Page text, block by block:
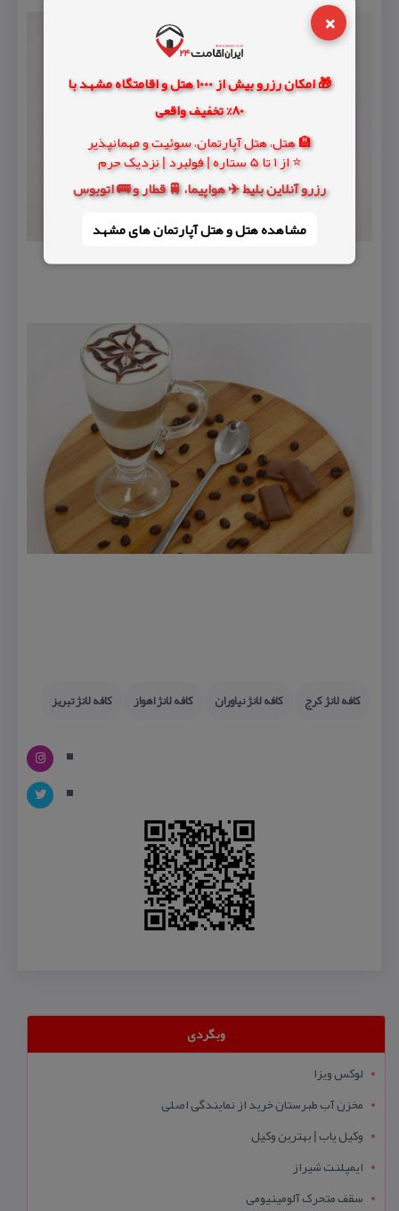
×
🎁 امکان رزرو بیش از 1000 هتل و اقامتگاه مشهد با
80% تخفیف واقعی
🏨 هتل، هتل آپارتمان، سوئیت و مهمانپذیر
⭐ از 1 تا 5 ستاره | فولبرد | نزدیک حرم
رزرو آنلاین بلیط ✈️ هواپیما، 🚆 قطار و 🚌 اتوبوس
مشاهده هتل و هتل‌ آپارتمان های مشهد
كافه لانژ كرج كافه لانژ نیاوران كافه لانژ اهواز كافه لانژ تبریز
وبگردی
لوکس ویزا
مخزن آب طبرستان خرید از نمایندگی اصلی
وکیل یاب | بهترین وکیل
ایمپلنت شیراز
سقف متحرک آلومینیومی